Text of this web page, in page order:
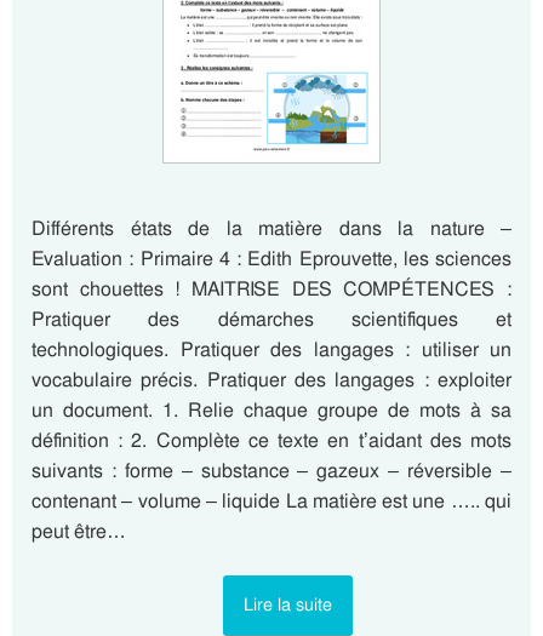
Différents états de la matière dans la nature –
Evaluation : Primaire 4 : Edith Eprouvette, les sciences
sont chouettes ! MAITRISE DES COMPÉTENCES :
Pratiquer des démarches scientifiques et
technologiques. Pratiquer des langages : utiliser un
vocabulaire précis. Pratiquer des langages : exploiter
un document. 1. Relie chaque groupe de mots à sa
définition : 2. Complète ce texte en t’aidant des mots
suivants : forme – substance – gazeux – réversible –
contenant – volume – liquide La matière est une ….. qui
peut être…
Lire la suite